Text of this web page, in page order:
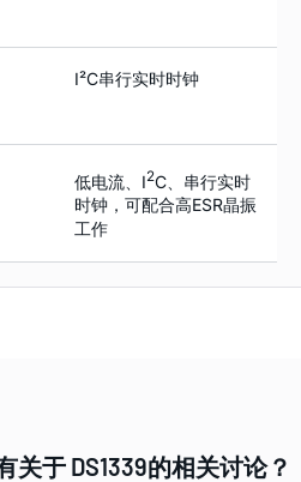
I²C串行实时时钟
低电流、I2C、串行实时
时钟，可配合高ESR晶振
工作
关于 DS1339的相关讨论？